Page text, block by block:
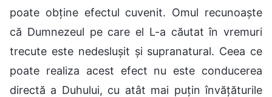
poate obține efectul cuvenit. Omul recunoaște
că Dumnezeul pe care el L-a căutat în vremuri
trecute este nedeslușit și supranatural. Ceea ce
poate realiza acest efect nu este conducerea
directă a Duhului, cu atât mai puțin învățăturile